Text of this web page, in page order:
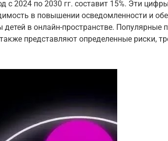
с 2024 по 2030 гг. составит 15%. Эти
в повышении осведомленности и
в онлайн-пространстве. Популярные
представляют определенные риски,